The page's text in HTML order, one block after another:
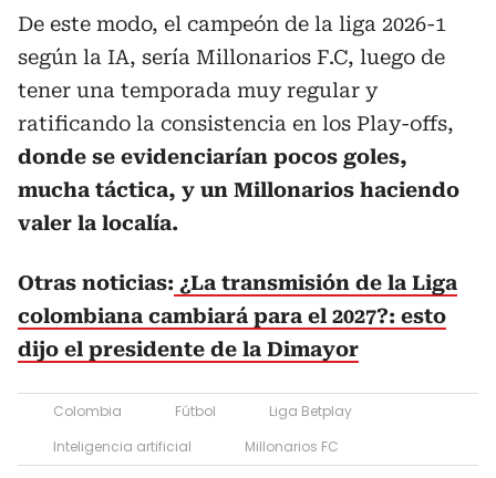
De este modo, el campeón de la liga 2026-1
según la IA, sería Millonarios F.C, luego de
tener una temporada muy regular y
ratificando la consistencia en los Play-offs,
donde se evidenciarían pocos goles,
mucha táctica, y un Millonarios haciendo
valer la localía.
Otras noticias: ¿La transmisión de la Liga
colombiana cambiará para el 2027?: esto
dijo el presidente de la Dimayor
Colombia Fútbol
Liga Betplay
Inteligencia artificial
Millonarios FC